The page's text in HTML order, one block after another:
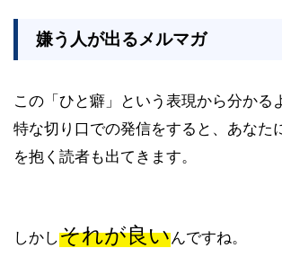
嫌う人が出るメルマガ
この「ひと癖」という表現から分かる
特な切り口での発信をすると、あなた
を抱く読者も出てきます。
しかしそれが良いんですね。